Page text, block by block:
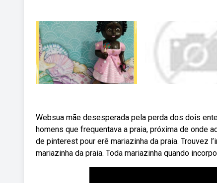
Websua mãe desesperada pela perda dos dois
homens que frequentava a praia, próxima de onde
de pinterest pour erê mariazinha da praia. Trouvez
mariazinha da praia. Toda mariazinha quando